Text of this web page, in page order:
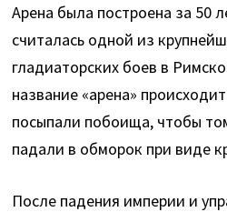
Арена была построена за 50
считалась одной из
гладиаторских боев в
название «арена»
посыпали побоища, чтобы
падали в обморок при виде
После падения империи и